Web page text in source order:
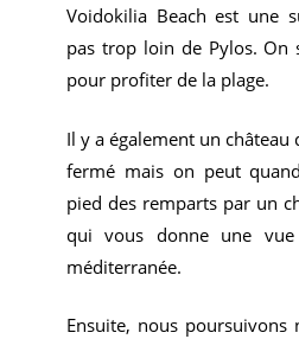
Voidokilia Beach est une
pas trop loin de Pylos. On
pour profiter de la plage.
Il y a également un
fermé mais on peut
pied des remparts par un
qui vous donne une
méditerranée.
Ensuite, nous